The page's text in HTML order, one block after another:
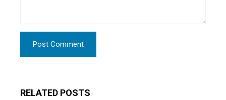
RELATED POSTS